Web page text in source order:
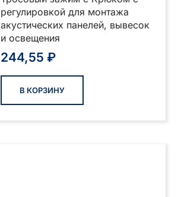
регулировкой для монтажа
акустических панелей, вывесок
и освещения
244,55₽
В КОРЗИНУ